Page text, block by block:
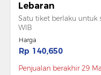
Lebaran
Satu tiket berlaku untuk
WIB
Harga
Rp 140,650
Penjualan berakhir 29